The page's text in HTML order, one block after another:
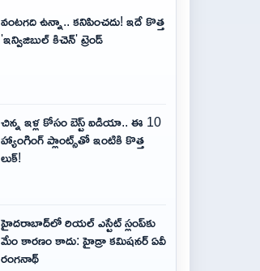
వంటగది ఉన్నా.. కనిపించదు! ఇదే కొత్త
'ఇన్విజిబుల్ కిచెన్' ట్రెండ్
చిన్న ఇళ్ల కోసం బెస్ట్ ఐడియా.. ఈ 10
హ్యాంగింగ్ ప్లాంట్స్‌తో ఇంటికి కొత్త
లుక్!
హైదరాబాద్‌లో రియల్ ఎస్టేట్ స్లంప్‌కు
మేం కారణం కాదు: హైడ్రా కమిషనర్ ఏవీ
రంగనాథ్